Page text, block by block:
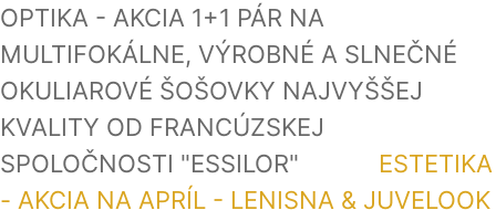
OPTIKA - AKCIA 1+1 PÁR NA
MULTIFOKÁLNE, VÝROBNÉ A SLNEČNÉ
OKULIAROVÉ ŠOŠOVKY NAJVYŠŠEJ
KVALITY OD FRANCÚZSKEJ
SPOLOČNOSTI "ESSILOR" ESTETIKA
- AKCIA NA APRÍL - LENISNA & JUVELOOK